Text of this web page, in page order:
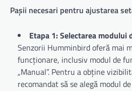
Pașii necesari pentru ajustarea
Etapa 1: Selectarea modului
Senzorii Humminbird oferă mai
funcționare, inclusiv modul de
„Manual”. Pentru a obține
recomandat să se alegă modul